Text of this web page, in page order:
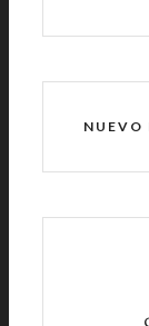
NUEVO